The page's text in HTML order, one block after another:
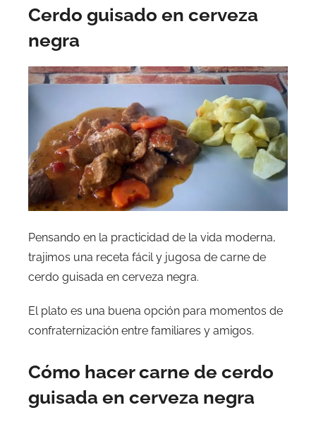
Cerdo guisado en cerveza
negra
Pensando en la practicidad de la vida moderna,
trajimos una receta fácil y jugosa de carne de
cerdo guisada en cerveza negra.
El plato es una buena opción para momentos de
confraternización entre familiares y amigos.
Cómo hacer carne de cerdo
guisada en cerveza negra